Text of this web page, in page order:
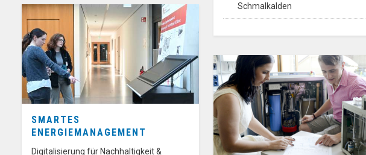
Schmalkalden
SMARTES
ENERGIEMANAGEMENT
Digitalisierung für Nachhaltigkeit &